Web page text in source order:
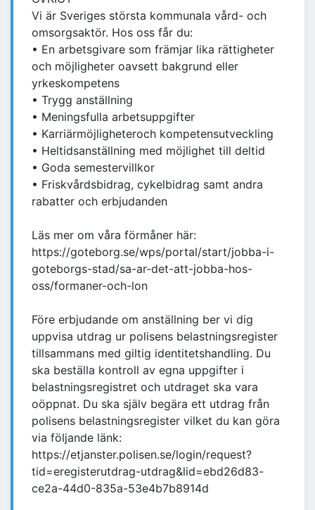
Vi är Sveriges största kommunala vård- och
omsorgsaktör. Hos oss får du:
• En arbetsgivare som främjar lika rättigheter
och möjligheter oavsett bakgrund eller
yrkeskompetens
• Trygg anställning
• Meningsfulla arbetsuppgifter
• Karriärmöjligheteroch kompetensutveckling
• Heltidsanställning med möjlighet till deltid
• Goda semestervillkor
• Friskvårdsbidrag, cykelbidrag samt andra
rabatter och erbjudanden
Läs mer om våra förmåner här:
https://goteborg.se/wps/portal/start/jobba-i-
goteborgs-stad/sa-ar-det-att-jobba-hos-
oss/formaner-och-lon
Före erbjudande om anställning ber vi dig
uppvisa utdrag ur polisens belastningsregister
tillsammans med giltig identitetshandling. Du
ska beställa kontroll av egna uppgifter i
belastningsregistret och utdraget ska vara
oöppnat. Du ska själv begära ett utdrag från
polisens belastningsregister vilket du kan göra
via följande länk:
https://etjanster.polisen.se/login/request?
tid=eregisterutdrag-utdrag&lid=ebd26d83-
ce2a-44d0-835a-53e4b7b8914d